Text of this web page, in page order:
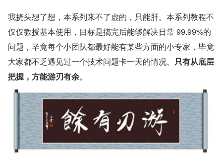
我挠头想了想，本系列来不了虚的，只能肝。本系列教程不
仅仅教授基本使用，目标是搞完后能够解决日常 99.99%的
问题，毕竟每个小团队都最好能有某些方面的小专家，毕竟
大家都不乏遇见过一个技术问题卡一天的情况。 只有从底层
把握，方能游刃有余。